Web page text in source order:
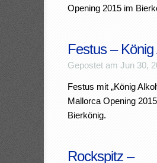
Opening 2015 im
Festus – König
Gepostet am Jun 30,
Festus mit „König
Mallorca Opening
Bierkönig.
Rockspitz –